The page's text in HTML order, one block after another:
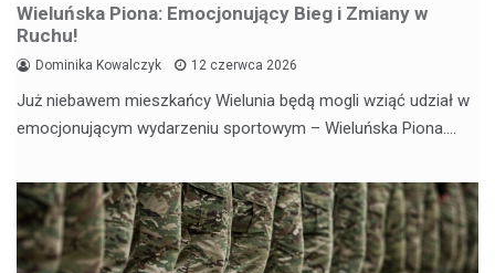
Wieluńska Piona: Emocjonujący Bieg i Zmiany w
Ruchu!
Dominika Kowalczyk 12 czerwca 2026
Już niebawem mieszkańcy Wielunia będą mogli wziąć udział w
emocjonującym wydarzeniu sportowym – Wieluńska Piona.…